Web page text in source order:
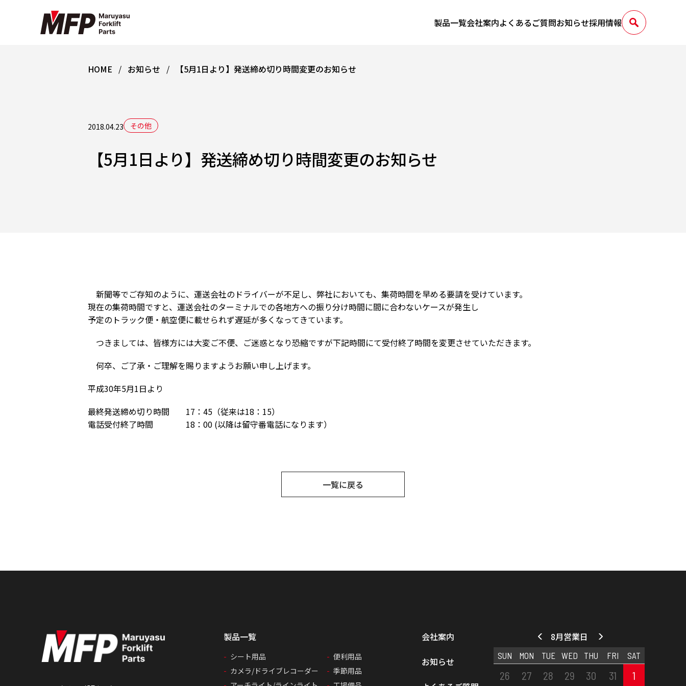
製品一覧会社案内よくあるご質問お知らせ採用情報
HOME お知らせ 【5月1日より】発送締め切り時間変更のお知らせ
2018.04.23 その他
【5月1日より】発送締め切り時間変更のお知らせ
新聞等でご存知のように、運送会社のドライバーが不足し、弊社においても、集荷時間を早める要請を受けています。
現在の集荷時間ですと、運送会社のターミナルでの各地方への振り分け時間に間に合わないケースが発生し
予定のトラック便・航空便に載せられず遅延が多くなってきています。
つきましては、皆様方には大変ご不便、ご迷惑となり恐縮ですが下記時間にて受付終了時間を変更させていただきます。
何卒、ご了承・ご理解を賜りますようお願い申し上げます。
平成30年5月1日より
最終発送締め切り時間 17：45（従来は18：15）
電話受付終了時間 18：00 (以降は留守番電話になります）
一覧に戻る
製品一覧
シート用品
カメラ/ドライブレコーダー
便利用品
季節用品
会社案内
お知らせ
8月営業日
SUN MON TUE WED THU FRI SAT
26 27 28 29 30 31 1